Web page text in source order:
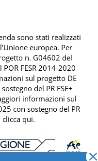
sono stati realizzati
europea. Per
n. G04602 del
POR FESR 2014-2020
sul progetto DE
del PR FSE+
informazioni sul
con sostegno del PR
clicca qui.